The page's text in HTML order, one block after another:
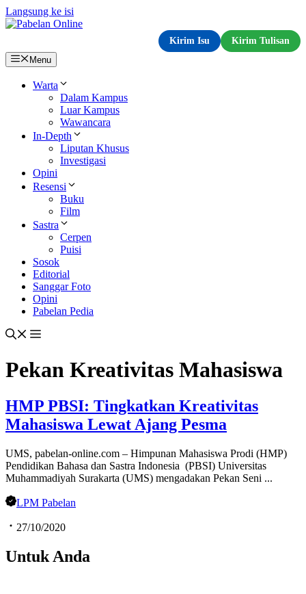
Langsung ke isi
Kirim Isu
Kirim Tulisan
Menu
Warta
Dalam Kampus
Luar Kampus
Wawancara
In-Depth
Liputan Khusus
Investigasi
Opini
Resensi
Buku
Film
Sastra
Cerpen
Puisi
Sosok
Editorial
Sanggar Foto
Opini
Pabelan Pedia
Pekan Kreativitas Mahasiswa
HMP PBSI: Tingkatkan Kreativitas
Mahasiswa Lewat Ajang Pesma
UMS, pabelan-online.com – Himpunan Mahasiswa Prodi (HMP)
Pendidikan Bahasa dan Sastra Indonesia (PBSI) Universitas
Muhammadiyah Surakarta (UMS) mengadakan Pekan Seni ...
LPM Pabelan
27/10/2020
Untuk Anda